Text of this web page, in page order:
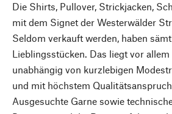
Die Shirts, Pullover, Strickjacken,
mit dem Signet der Westerwälder
Seldom verkauft werden, haben
Lieblingsstücken. Das liegt vor allem
unabhängig von kurzlebigen
und mit höchstem
Ausgesuchte Garne sowie